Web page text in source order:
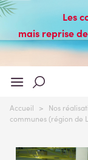
Les
mais reprise
Accueil > Nos
communes (région de